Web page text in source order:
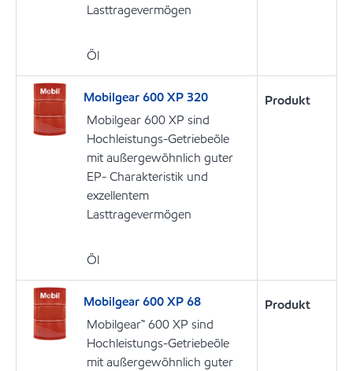
Lasttragevermögen
Öl
Mobilgear 600 XP 320
Mobilgear 600 XP sind
Hochleistungs-Getriebeöle
mit außergewöhnlich guter
EP- Charakteristik und
exzellentem
Lasttragevermögen
Öl
Produkt
Mobilgear 600 XP 68
Mobilgear™ 600 XP sind
Hochleistungs-Getriebeöle
mit außergewöhnlich guter
Produkt